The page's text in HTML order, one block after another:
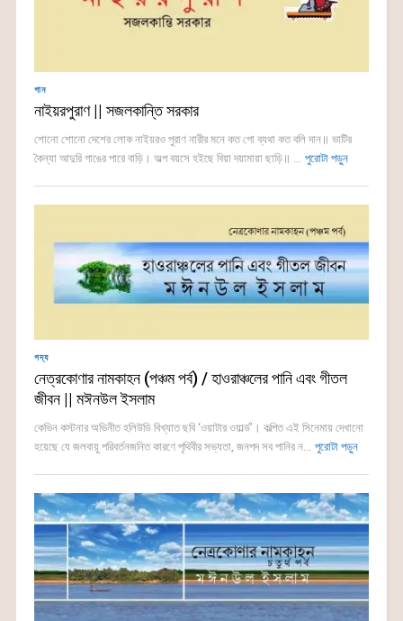
গান
নাইয়রপুরাণ || সজলকান্তি সরকার
শোনো শোনো দেশের লোক নাইয়রও পুরাণ নারীর মনে কত গো ব্যথা কত বলি দান॥ ভাটির
কৈন্যা আদুরি গাঙের পারে বাড়ি। অল্প বয়সে হইছে বিয়া দয়ামায়া ছাড়ি॥ ... পুরোটা পড়ুন
গদ্য
নেত্রকোণার নামকাহন (পঞ্চম পর্ব) / হাওরাঞ্চলের পানি এবং গীতল
জীবন || মঈনউল ইসলাম
কেভিন কস্টনার অভিনীত হলিউডি বিখ্যাত ছবি ‘ওয়াটার ওয়ার্ল্ড’। কল্পিত এই সিনেমায় দেখানো
হয়েছে যে জলবায়ু পরিবর্তনজনিত কারণে পৃথিবীর সভ্যতা, জনপদ সব পানির ন... পুরোটা পড়ুন